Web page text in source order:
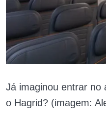
Já imaginou entrar no
o Hagrid? (imagem: